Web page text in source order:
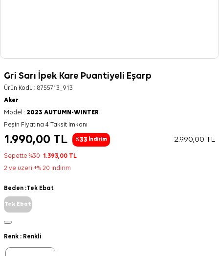
Gri Sarı İpek Kare Puantiyeli Eşarp
Ürün Kodu : 8755713_913
Aker
Model : 2023 AUTUMN-WINTER
Peşin Fiyatına 4 Taksit İmkanı
1.990,00 TL %33 İndirim 2.990,00TL
Sepette %30 1.393,00 TL
2 ve üzeri +% 20 indirim
Beden :Tek Ebat
Tek Ebat
Renk : Renkli